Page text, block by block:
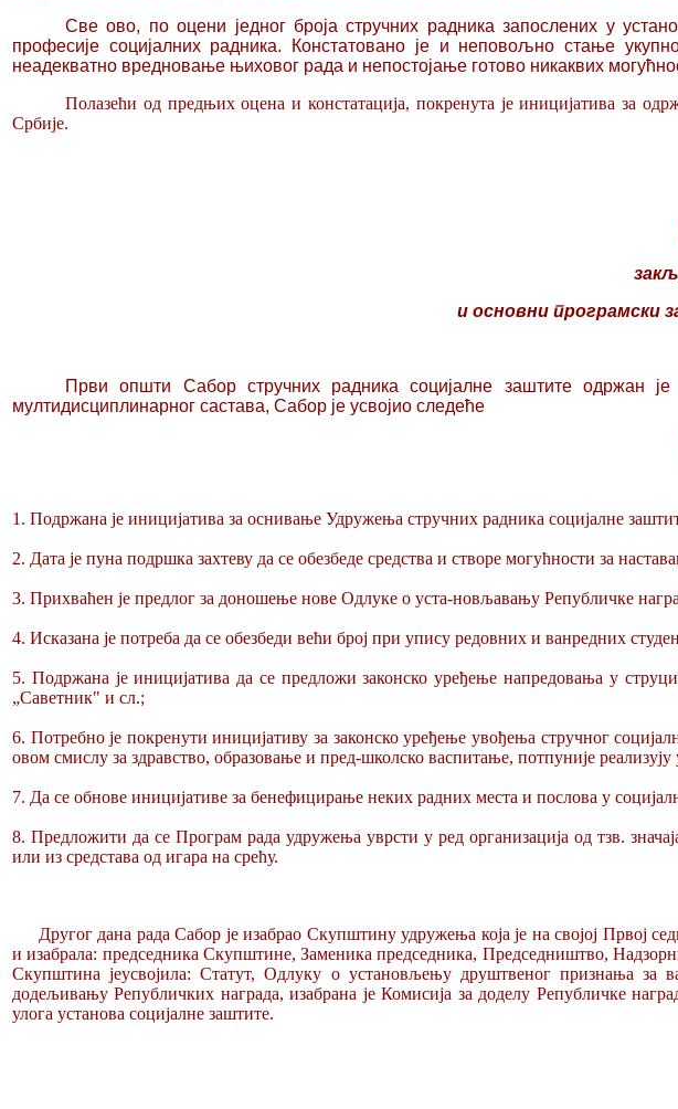
Све ово, по оцени једног броја стручних радника запослених у
професије социјалних радника. Констатовано је и неповољно стање
неадекватно вредновање њиховог рада и непостојање готово никаквих
Полазећи од предњих оцена и констатација, покренута је иницијатива за
Србије.
и основни програмски
Први општи Сабор стручних радника социјалне заштите одржан
мултидисциплинарног састава, Сабор је усвојио следеће
1. Подржана је иницијатива за оснивање Удружења стручних радника социјалне
2. Дата је пуна подршка захтеву да се обезбеде средства и створе могућности за
3. Прихваћен је предлог за доношење нове Одлуке о уста-новљавању Републичке
4. Исказана је потреба да се обезбеди већи број при упису редовних и ванредних
5. Подржана је иницијатива да се предложи законско уређење напредовања у
„Саветник" и сл.;
6. Потребно је покренути иницијативу за законско уређење увођења стручног
овом смислу за здравство, образовање и пред-школско васпитање, потпуније реализују
7. Да се обнове иницијативе за бенефицирање неких радних места и послова у
8. Предложити да се Програм рада удружења уврсти у ред организација од тзв.
или из средстава од игара на срећу.
Другог дана рада Сабор је изабрао Скупштину удружења која је на својој Првој
и изабрала: председника Скупштине, Заменика председника, Председништво,
Скупштина јеусвојила: Статут, Одлуку о установљењу друштвеног признања
додељивању Републичких награда, изабрана је Комисија за доделу Републичке
улога установа социјалне заштите.